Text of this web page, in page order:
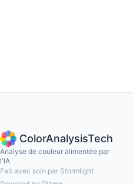
ColorAnalysisTech
Analyse de couleur alimentée par
l'IA
Fait avec soin par Stormlight